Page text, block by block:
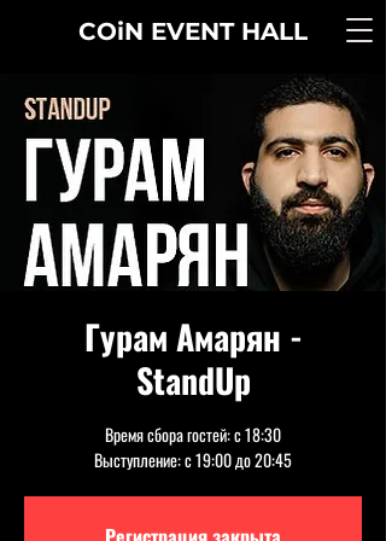
COiN EVENT HALL
Гурам Амарян -
StandUp
Время сбора гостей: с 18:30
Выступление: с 19:00 до 20:45